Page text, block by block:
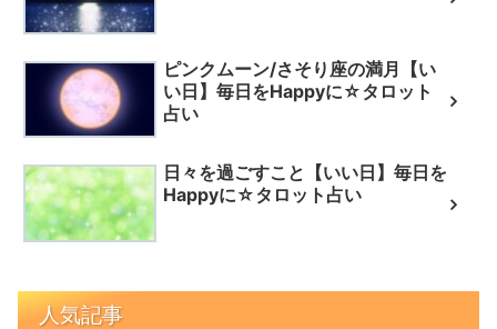
ピンクムーン/さそり座の満月【い
い日】毎日をHappyに☆タロット
占い
日々を過ごすこと【いい日】毎日を
Happyに☆タロット占い
人気記事